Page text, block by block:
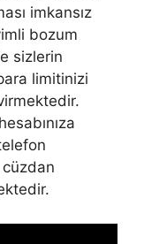
imkansız
bozum
sizlerin
limitinizi